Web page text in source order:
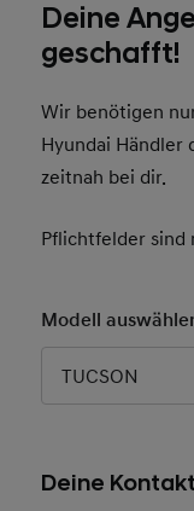
Deine
geschafft!
Wir benötigen
Hyundai Händler
zeitnah bei dir.
Pflichtfelder
Modell
TUCSON
Deine